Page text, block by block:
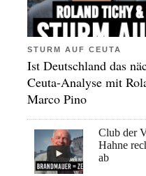
STURM AUF CEUTA
Ist Deutschland das
Ceuta-Analyse mit
Marco Pino
Club der
Hahne
ab